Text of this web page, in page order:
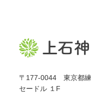
〒177-0044 東京都練
セードル １F